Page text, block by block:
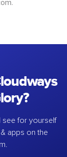
.
see for yourself
apps on the